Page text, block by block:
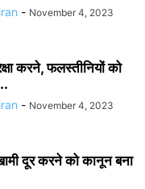
- November 4, 2023
करने, फलस्तीनियों को
- November 4, 2023
दूर करने को कानून बना